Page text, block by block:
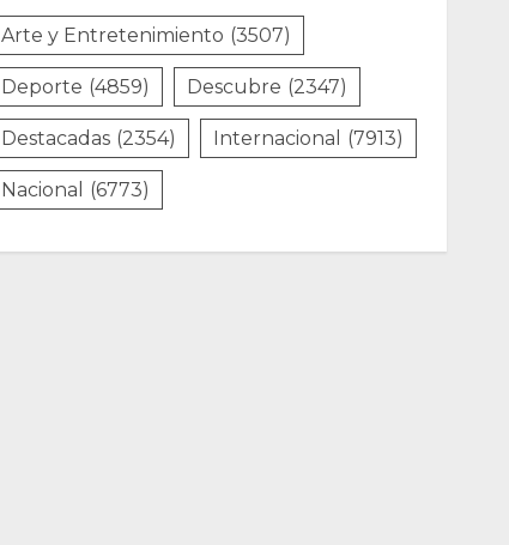
Arte y Entretenimiento (3507)
Deporte (4859) Descubre (2347)
Destacadas (2354) Internacional (7913)
Nacional (6773)